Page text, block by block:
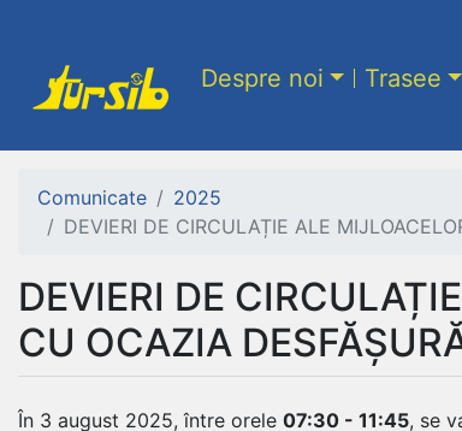
Despre noi Trasee
Comunicate
2025
DEVIERI DE CIRCULAȚIE ALE
DEVIERI DE
CU OCAZIA
În 3 august 2025, între orele 07:30 - 11:45, se